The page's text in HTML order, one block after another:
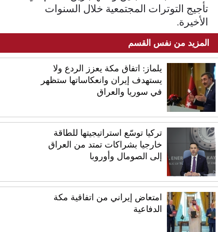
تأجيج التوترات المجتمعية خلال السنوات
الأخيرة.
المزيد من نفس القسم
يلماز: اتفاق مكة يعزز الردع ولا
يستهدف إيران وانعكاساتها ستظهر
في سوريا والعراق
تركيا توسّع استراتيجيتها للطاقة
خارجيا بشراكات تمتد من العراق
إلى الصومال وأوروبا
امتعاض إيراني من اتفاقية مكة
الدفاعية